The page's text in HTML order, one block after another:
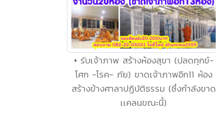
• รับเจ้าภาพ สร้างห้องสุขา (ปลดทุกข์-
โศก -โรค- ภัย) ขาดเจ้าภาพอีก11 ห้อง
สร้างข้างศาลาปฏิบัติธรรม (ซึ่งกำลังขาด
เเคลนขณะนี้)